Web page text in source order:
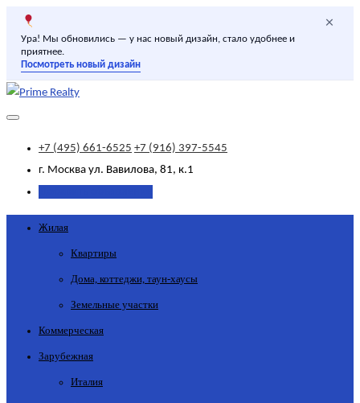
Ура! Мы обновились — у нас новый дизайн, стало удобнее и
приятнее.
Посмотреть новый дизайн
×
+7 (495) 661-6525 +7 (916) 397-5545
г. Москва ул. Вавилова, 81, к.1
Жилая
Квартиры
Дома, коттеджи, таун-хаусы
Земельные участки
Коммерческая
Зарубежная
Италия